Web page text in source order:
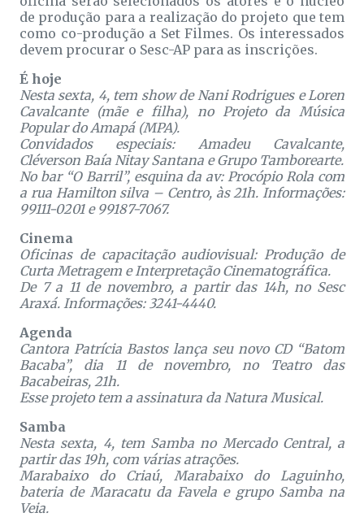
de produção para a realização do projeto que tem
como co-produção a Set Filmes. Os interessados
devem procurar o Sesc-AP para as inscrições.
É hoje
Nesta sexta, 4, tem show de Nani Rodrigues e Loren
Cavalcante (mãe e filha), no Projeto da Música
Popular do Amapá (MPA).
Convidados especiais: Amadeu Cavalcante,
Cléverson Baía Nitay Santana e Grupo Tamborearte.
No bar “O Barril”, esquina da av: Procópio Rola com
a rua Hamilton silva – Centro, às 21h. Informações:
99111-0201 e 99187-7067.
Cinema
Oficinas de capacitação audiovisual: Produção de
Curta Metragem e Interpretação Cinematográfica.
De 7 a 11 de novembro, a partir das 14h, no Sesc
Araxá. Informações: 3241-4440.
Agenda
Cantora Patrícia Bastos lança seu novo CD “Batom
Bacaba”, dia 11 de novembro, no Teatro das
Bacabeiras, 21h.
Esse projeto tem a assinatura da Natura Musical.
Samba
Nesta sexta, 4, tem Samba no Mercado Central, a
partir das 19h, com várias atrações.
Marabaixo do Criaú, Marabaixo do Laguinho,
bateria de Maracatu da Favela e grupo Samba na
Veia.